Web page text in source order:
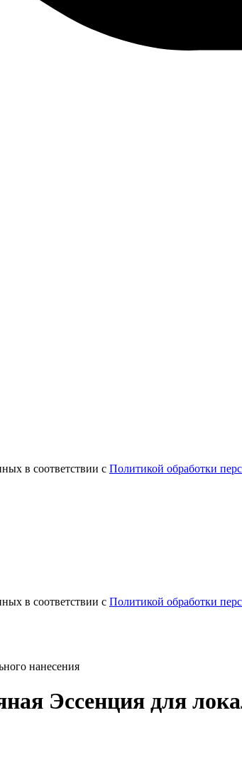
в соответствии с Политикой обработки
в соответствии с Политикой обработки
нанесения
Эссенция для